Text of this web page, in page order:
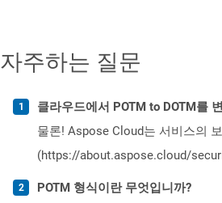
자주하는 질문
클라우드에서 POTM to DOTM를
물론! Aspose Cloud는 서비스의
(https://about.aspose.cloud/
POTM 형식이란 무엇입니까?